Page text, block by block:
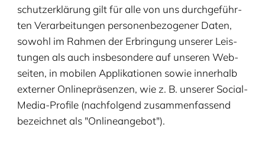
schutz­er­klä­rung gilt für alle von uns durch­ge­führ­
ten Ver­ar­bei­tun­gen per­so­nen­be­zo­ge­ner Daten,
sowohl im Rah­men der Erbrin­gung unse­rer Leis­
tun­gen als auch ins­be­son­de­re auf unse­ren Web­
sei­ten, in mobi­len Appli­ka­tio­nen sowie inner­halb
exter­ner Online­prä­sen­zen, wie z. B. unse­rer Social-
Media-Pro­fi­le (nach­fol­gend zusam­men­fas­send
bezeich­net als "Online­an­ge­bot").